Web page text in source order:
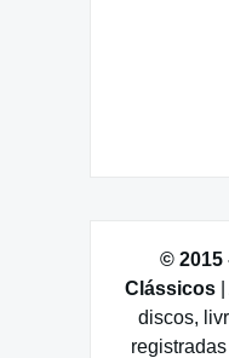
© 2015
Clássicos
discos,